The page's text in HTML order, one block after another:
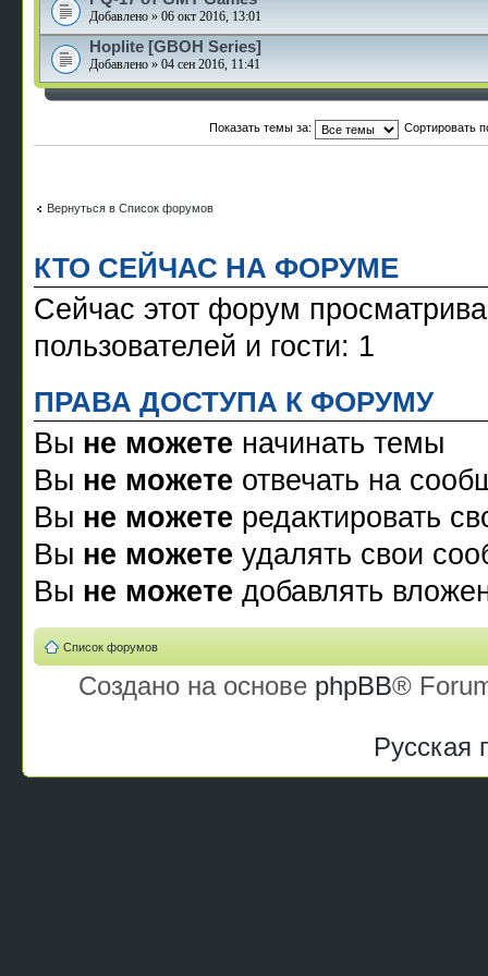
Добавлено » 06 окт 2016, 13:01
Hoplite [GBOH Series]
Добавлено » 04 сен 2016, 11:41
Показать темы за: Сортировать
Вернуться в Список форумов
КТО СЕЙЧАС НА ФОРУМЕ
Сейчас этот форум
пользователей и гости: 1
ПРАВА ДОСТУПА К ФОРУМУ
Вы не можете начинать темы
Вы не можете отвечать на
Вы не можете редактировать
Вы не можете удалять свои
Вы не можете добавлять
Список форумов
Создано на основе phpBB®
Русская